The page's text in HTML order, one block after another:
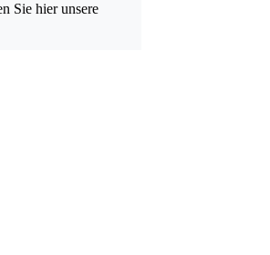
Sie hier unsere